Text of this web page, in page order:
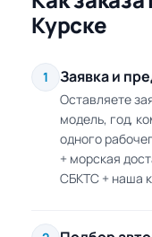
Курске
1 Заявка и
Оставляете
модель, год,
одного
+ морская
СБКТС + наша